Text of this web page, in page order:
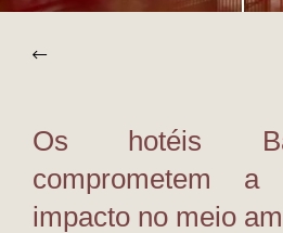
Os hotéis
comprometem
impacto no meio